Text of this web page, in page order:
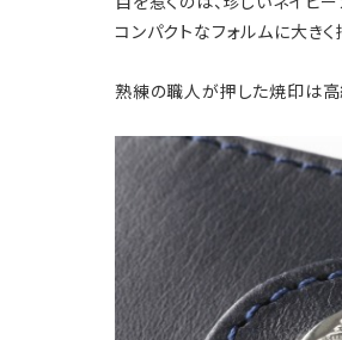
コンパクトなフォルムに大き
熟練の職人が押した焼印は